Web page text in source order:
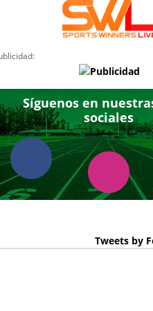
Síguenos en
sociales
Tweets by